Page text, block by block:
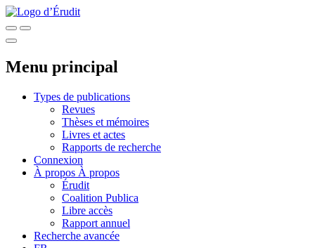
Menu principal
Types de publications
Revues
Thèses et mémoires
Livres et actes
Rapports de recherche
Connexion
À propos À propos
Érudit
Coalition Publica
Libre accès
Rapport annuel
Recherche avancée